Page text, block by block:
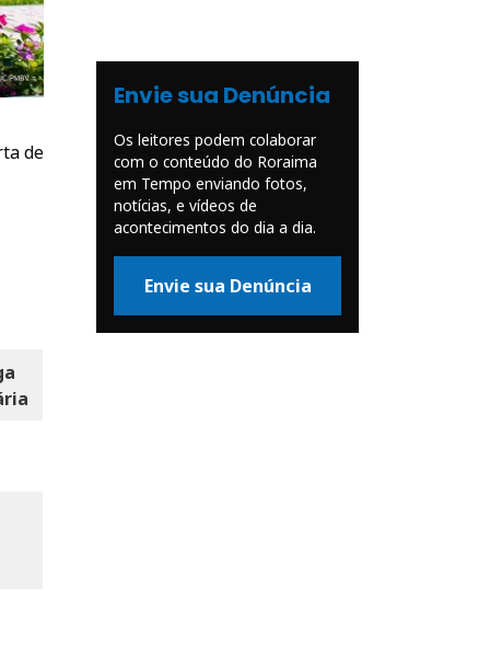
de
Envie sua Denúncia
Os leitores podem colaborar
com o conteúdo do Roraima
em Tempo enviando fotos,
notícias, e vídeos de
acontecimentos do dia a dia.
Envie sua Denúncia